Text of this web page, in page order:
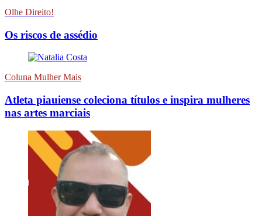
Olhe Direito!
Os riscos de assédio
Coluna Mulher Mais
Atleta piauiense coleciona títulos e inspira mulheres
nas artes marciais